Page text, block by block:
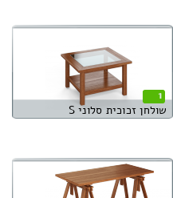
1
שולחן זכוכית סלוני S